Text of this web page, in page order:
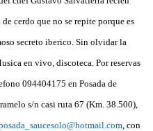
cerdo que no se repite porque es
secreto iberico. Sin olvidar la
en vivo, discoteca. Por reservas
094404175 en Posada de
s/n casi ruta 67 (Km. 38.500),
, con